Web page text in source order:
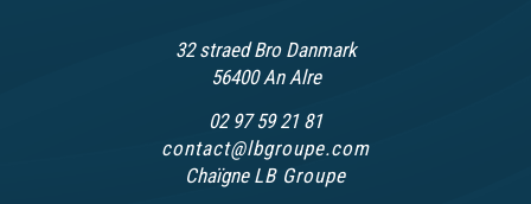
32 straed Bro Danmark
56400 An Alre
02 97 59 21 81
contact@lbgroupe.com
Chaïgne LB Groupe